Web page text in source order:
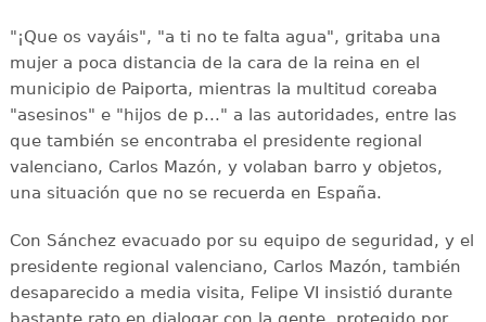
"¡Que os vayáis", "a ti no te falta agua", gritaba una
mujer a poca distancia de la cara de la reina en el
municipio de Paiporta, mientras la multitud coreaba
"asesinos" e "hijos de p..." a las autoridades, entre las
que también se encontraba el presidente regional
valenciano, Carlos Mazón, y volaban barro y objetos,
una situación que no se recuerda en España.
Con Sánchez evacuado por su equipo de seguridad, y el
presidente regional valenciano, Carlos Mazón, también
desaparecido a media visita, Felipe VI insistió durante